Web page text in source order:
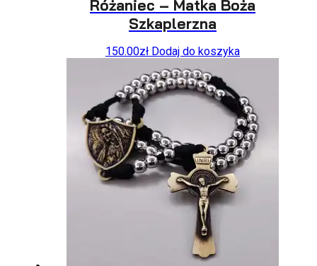
Różaniec – Matka Boża
Szkaplerzna
150.00zł Dodaj do koszyka